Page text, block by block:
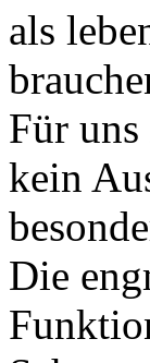
als
Für
kein
Die